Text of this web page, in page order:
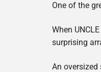
One of the
When
surprising
An oversized